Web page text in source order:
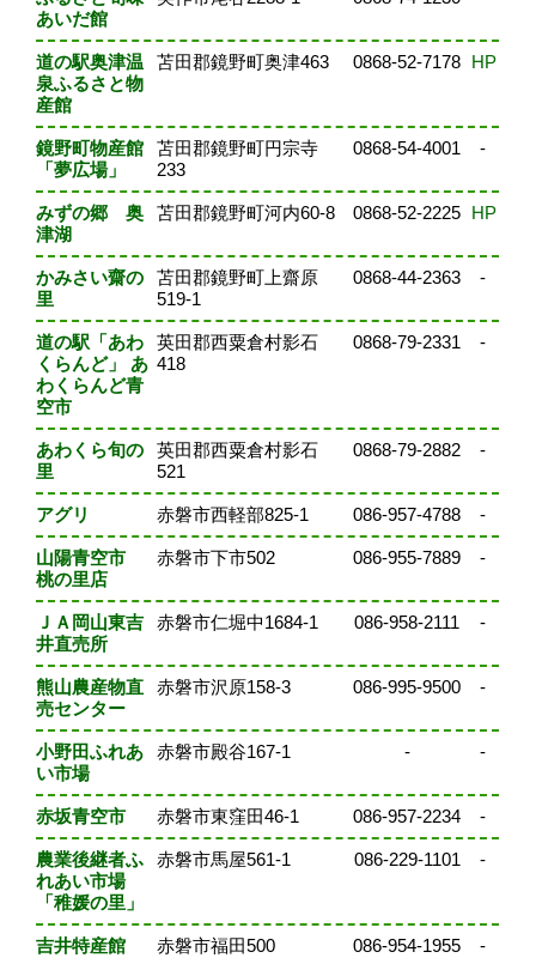
あいだ館
道の駅奥津温
泉ふるさと物
産館
苫田郡鏡野町奥津463 0868-52-7178 HP
鏡野町物産館
「夢広場」
苫田郡鏡野町円宗寺
233
0868-54-4001 -
みずの郷 奥
津湖
苫田郡鏡野町河内60-8 0868-52-2225 HP
かみさい齋の
里
苫田郡鏡野町上齋原
519-1
0868-44-2363 -
道の駅「あわ
くらんど」 あ
わくらんど青
空市
英田郡西粟倉村影石
418
0868-79-2331 -
あわくら旬の
里
英田郡西粟倉村影石
521
0868-79-2882 -
アグリ 赤磐市西軽部825-1 086-957-4788 -
山陽青空市
桃の里店
赤磐市下市502 086-955-7889 -
ＪＡ岡山東吉
井直売所
赤磐市仁堀中1684-1 086-958-2111 -
熊山農産物直
売センター
赤磐市沢原158-3 086-995-9500 -
小野田ふれあ
い市場
赤磐市殿谷167-1 - -
赤坂青空市 赤磐市東窪田46-1 086-957-2234 -
農業後継者ふ
れあい市場
「稚媛の里」
赤磐市馬屋561-1 086-229-1101 -
吉井特産館 赤磐市福田500 086-954-1955 -